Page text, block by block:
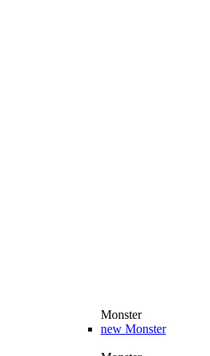
Monster
new Monster